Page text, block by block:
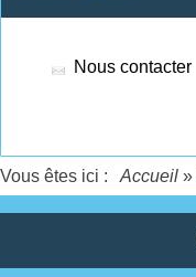
Nous contacter
Vous êtes ici : Accueil »